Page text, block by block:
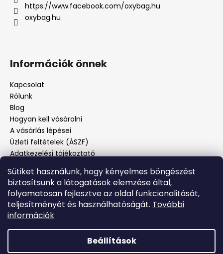
Sütiket használunk, hogy kényelmes böngészést
biztosítsunk a látogatások elemzése által,
folyamatosan fejlesztve az oldal funkcionalitását,
teljesítményét és használhatóságát. További
információk
Beállítások
https://www.facebook.com/oxybag.hu
oxybag.hu
Információk önnek
Kapcsolat
Rólunk
Blog
Hogyan kell vásárolni
A vásárlás lépései
Üzleti feltételek (ÁSZF)
Adatkezelési tájékoztató
Panaszjelenté
Facebook